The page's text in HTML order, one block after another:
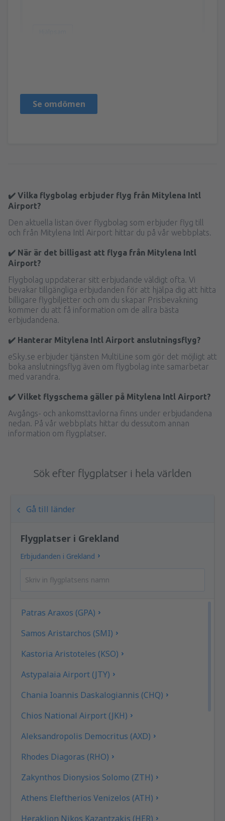
Se omdömen
✔️ Vilka flygbolag erbjuder flyg från Mitylena Intl
Airport?
Den aktuella listan över flygbolag som erbjuder flyg till
och från Mitylena Intl Airport hittar du på vår webbplats.
✔️ När är det billigast att flyga från Mitylena Intl
Airport?
Flygbolag uppdaterar sitt erbjudande väldigt ofta. Vi
bevakar tillgängliga erbjudanden för att hjälpa dig att hitta
billigare flygbiljetter och om du skapar Prisbevakning
kommer du att få information om de allra bästa
erbjudandena.
✔️ Hanterar Mitylena Intl Airport anslutningsflyg?
eSky.se erbjuder tjänsten MultiLine som gör det möjligt att
boka anslutningsflyg även om flygbolag inte samarbetar
med varandra.
✔️ Vilket flygschema gäller på Mitylena Intl Airport?
Avgångs- och ankomsttavlorna finns under erbjudandena
nedan. På vår webbplats hittar du dessutom annan
information om flygplatser.
Sök efter flygplatser i hela världen
Gå till länder
Flygplatser i Grekland
Erbjudanden i Grekland
Patras Araxos (GPA)
Samos Aristarchos (SMI)
Kastoria Aristoteles (KSO)
Astypalaia Airport (JTY)
Chania Ioannis Daskalogiannis (CHQ)
Chios National Airport (JKH)
Aleksandropolis Democritus (AXD)
Rhodes Diagoras (RHO)
Zakynthos Dionysios Solomo (ZTH)
Athens Eleftherios Venizelos (ATH)
Heraklion Nikos Kazantzakis (HER)